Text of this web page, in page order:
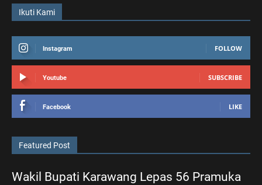
Ikuti Kami
Instagram FOLLOW
Youtube SUBSCRIBE
Facebook LIKE
Featured Post
Wakil Bupati Karawang Lepas 56 Pramuka